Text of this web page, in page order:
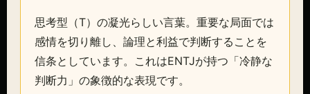
思考型（T）の凝光らしい言葉。重要な局面では
感情を切り離し、論理と利益で判断することを
信条としています。これはENTJが持つ「冷静な
判断力」の象徴的な表現です。